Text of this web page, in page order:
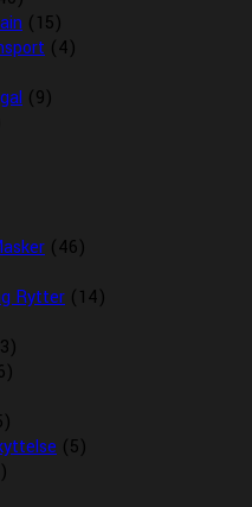
(15)
(4)
(9)
(46)
Rytter (14)
(5)